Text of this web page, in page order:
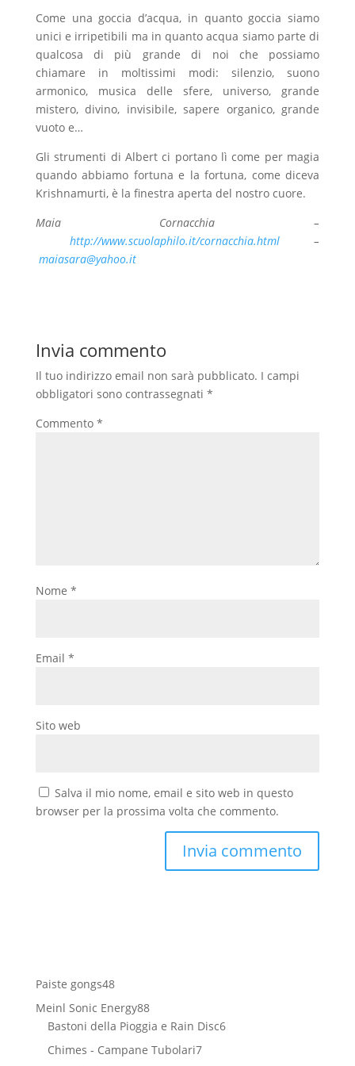
Come una goccia d’acqua, in quanto goccia siamo
unici e irripetibili ma in quanto acqua siamo parte di
qualcosa di più grande di noi che possiamo
chiamare in moltissimi modi: silenzio, suono
armonico, musica delle sfere, universo, grande
mistero, divino, invisibile, sapere organico, grande
vuoto e…
Gli strumenti di Albert ci portano lì come per magia
quando abbiamo fortuna e la fortuna, come diceva
Krishnamurti, è la finestra aperta del nostro cuore.
Maia Cornacchia –
http://www.scuolaphilo.it/cornacchia.html –
maiasara@yahoo.it
Invia commento
Il tuo indirizzo email non sarà pubblicato. I campi
obbligatori sono contrassegnati *
Commento *
Nome *
Email *
Sito web
Salva il mio nome, email e sito web in questo
browser per la prossima volta che commento.
Paiste gongs4848
prodotti
Meinl Sonic Energy8888
prodotti
Bastoni della Pioggia e Rain Disc66
Chimes - Campane Tubolari77